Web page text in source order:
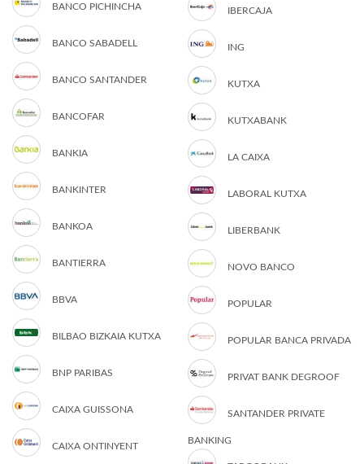
BANCO PICHINCHA
BANCO SABADELL
BANCO SANTANDER
BANCOFAR
BANKIA
BANKINTER
BANKOA
BANTIERRA
BBVA
BILBAO BIZKAIA KUTXA
BNP PARIBAS
CAIXA GUISSONA
CAIXA ONTINYENT
IBERCAJA
ING
KUTXA
KUTXABANK
LA CAIXA
LABORAL KUTXA
LIBERBANK
NOVO BANCO
POPULAR
POPULAR BANCA PRIVADA
PRIVAT BANK DEGROOF
SANTANDER PRIVATE
BANKING